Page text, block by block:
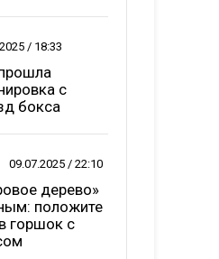
/ 18:33
с
бокса
09.07.2025 / 22:10
дерево»
положите
горшок с